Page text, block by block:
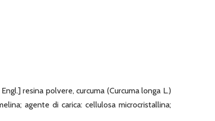
resina polvere, curcuma (Curcuma longa L.)
agente di carica: cellulosa microcristallina;